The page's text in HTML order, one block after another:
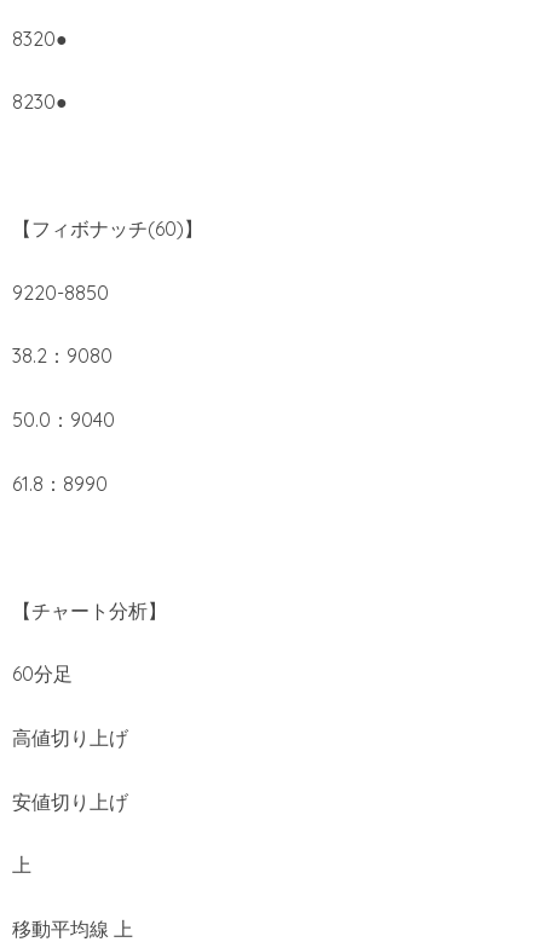
8320●
8230●
【フィボナッチ(60)】
9220-8850
38.2：9080
50.0：9040
61.8：8990
【チャート分析】
60分足
高値切り上げ
安値切り上げ
上
移動平均線 上